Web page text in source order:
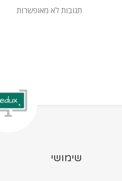
תגובות לא מאופשרות
שימושי